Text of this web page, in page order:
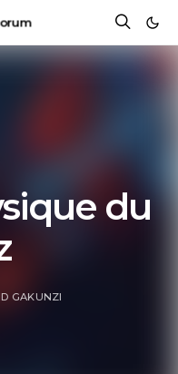
du
GAKUNZI